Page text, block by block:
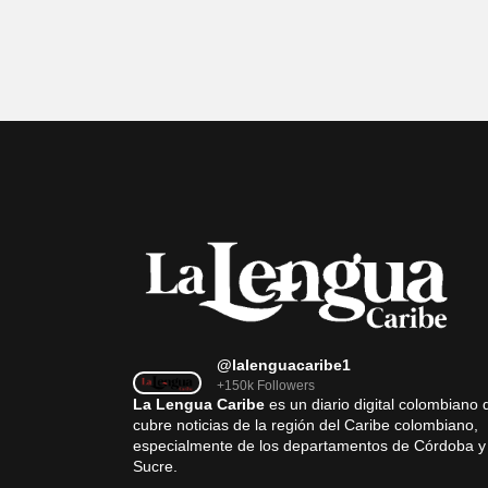
@lalenguacaribe1
+150k Followers
La Lengua Caribe es un diario digital colombiano
cubre noticias de la región del Caribe colombiano,
especialmente de los departamentos de Córdoba y
Sucre.